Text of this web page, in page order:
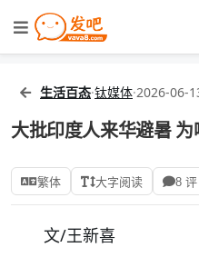
生活百态·钛媒体·2026-06-
大批印度人来华避暑
繁体 大字阅读 8 评
文/王新喜